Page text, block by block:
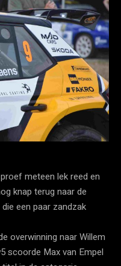
meteen lek reed en
knap terug naar de
een paar zandzak
overwinning naar Willem
scoorde Max van Empel